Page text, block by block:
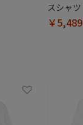
スシャツ
￥5,489